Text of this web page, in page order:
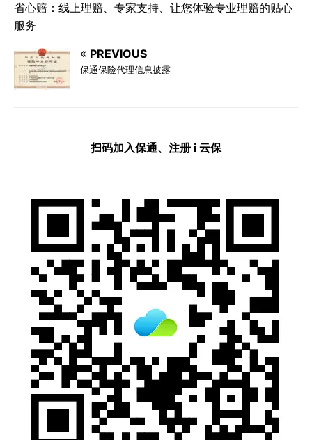
省心赔：线上理赔、专家支持、让您体验专业理赔的贴心
服务
PREVIOUS
保通保险代理信息披露
扫码加入保通、注册 i 云保